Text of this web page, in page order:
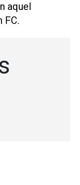
aquel
FC.